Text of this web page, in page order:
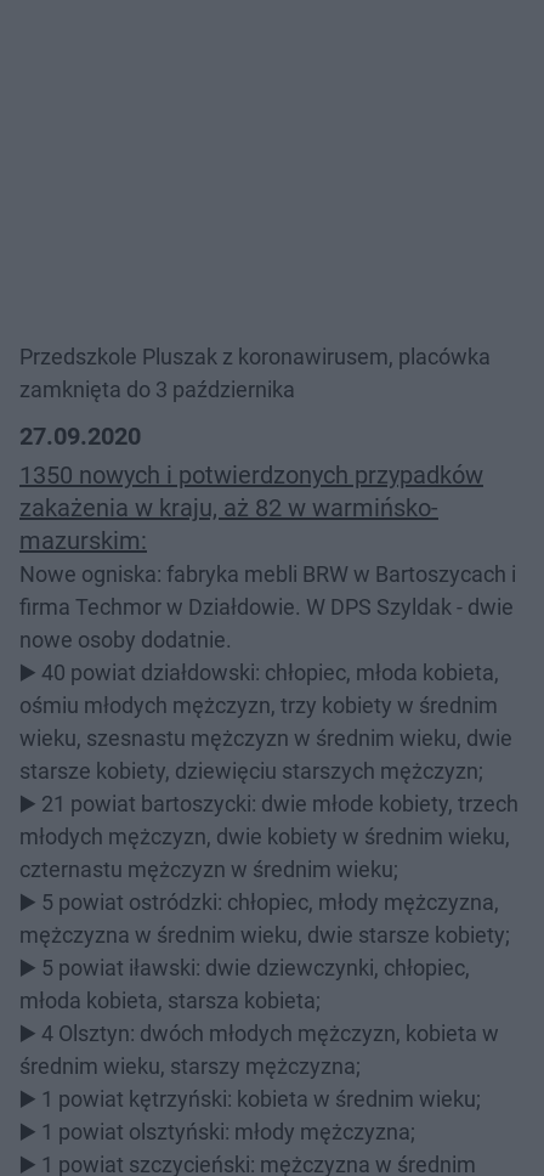
Przedszkole Pluszak z koronawirusem, placówka
zamknięta do 3 października
27.09.2020
1350 nowych i potwierdzonych przypadków
zakażenia w kraju, aż 82 w warmińsko-
mazurskim:
Nowe ogniska: fabryka mebli BRW w Bartoszycach i
firma Techmor w Działdowie. W DPS Szyldak - dwie
nowe osoby dodatnie.
▶️ 40 powiat działdowski: chłopiec, młoda kobieta,
ośmiu młodych mężczyzn, trzy kobiety w średnim
wieku, szesnastu mężczyzn w średnim wieku, dwie
starsze kobiety, dziewięciu starszych mężczyzn;
▶️ 21 powiat bartoszycki: dwie młode kobiety, trzech
młodych mężczyzn, dwie kobiety w średnim wieku,
czternastu mężczyzn w średnim wieku;
▶️ 5 powiat ostródzki: chłopiec, młody mężczyzna,
mężczyzna w średnim wieku, dwie starsze kobiety;
▶️ 5 powiat iławski: dwie dziewczynki, chłopiec,
młoda kobieta, starsza kobieta;
▶️ 4 Olsztyn: dwóch młodych mężczyzn, kobieta w
średnim wieku, starszy mężczyzna;
▶️ 1 powiat kętrzyński: kobieta w średnim wieku;
▶️ 1 powiat olsztyński: młody mężczyzna;
▶️ 1 powiat szczycieński: mężczyzna w średnim